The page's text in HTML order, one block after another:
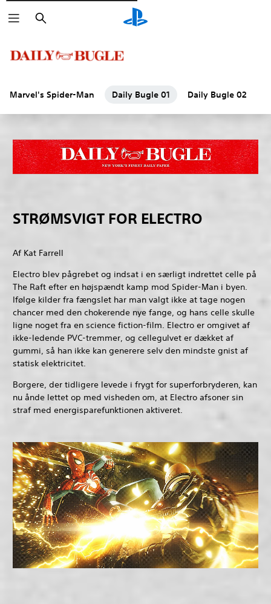
Søg
Marvel's Spider-Man Daily Bugle 01 Daily Bugle 02
STRØMSVIGT FOR ELECTRO
Af Kat Farrell
Electro blev pågrebet og indsat i en særligt indrettet celle på
The Raft efter en højspændt kamp mod Spider-Man i byen.
Ifølge kilder fra fængslet har man valgt ikke at tage nogen
chancer med den chokerende nye fange, og hans celle skulle
ligne noget fra en science fiction-film. Electro er omgivet af
ikke-ledende PVC-tremmer, og cellegulvet er dækket af
gummi, så han ikke kan generere selv den mindste gnist af
statisk elektricitet.
Borgere, der tidligere levede i frygt for superforbryderen, kan
nu ånde lettet op med visheden om, at Electro afsoner sin
straf med energisparefunktionen aktiveret.